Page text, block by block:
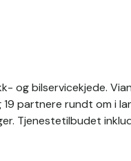
og bilservicekjede.
partnere rundt om i
Tjenestetilbudet